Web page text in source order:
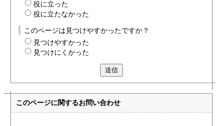
役に立った
役に立たなかった
このページは見つけやすかったですか？
見つけやすかった
見つけにくかった
送信
このページに関するお問い合わせ